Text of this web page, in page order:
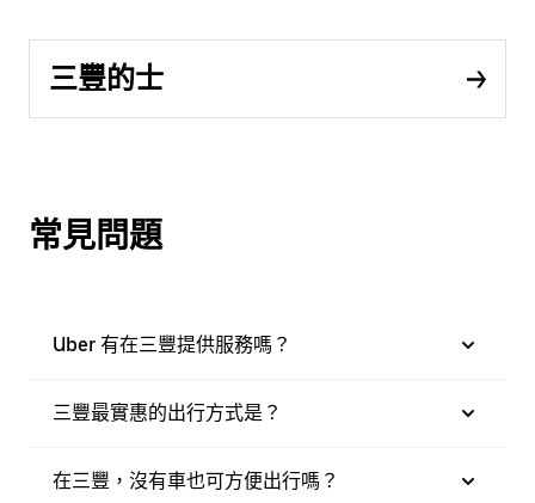
三豐的士
常見問題
Uber 有在三豐提供服務嗎？
三豐最實惠的出行方式是？
在三豐，沒有車也可方便出行嗎？